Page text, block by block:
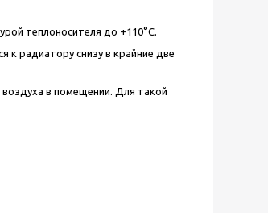
теплоносителя до +110°C.
к радиатору снизу в крайние две
воздуха в помещении. Для такой